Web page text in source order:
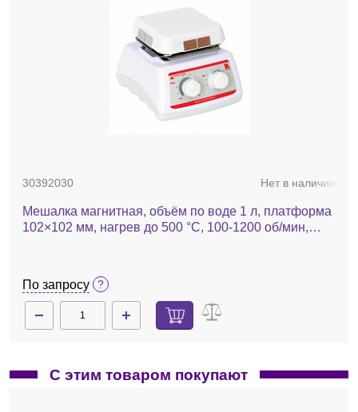
30392030 Нет в наличии
Мешалка магнитная, объём по воде 1 л, платформа
102×102 мм, нагрев до 500 °С, 100-1200 об/мин,
По запросу
С этим товаром покупают